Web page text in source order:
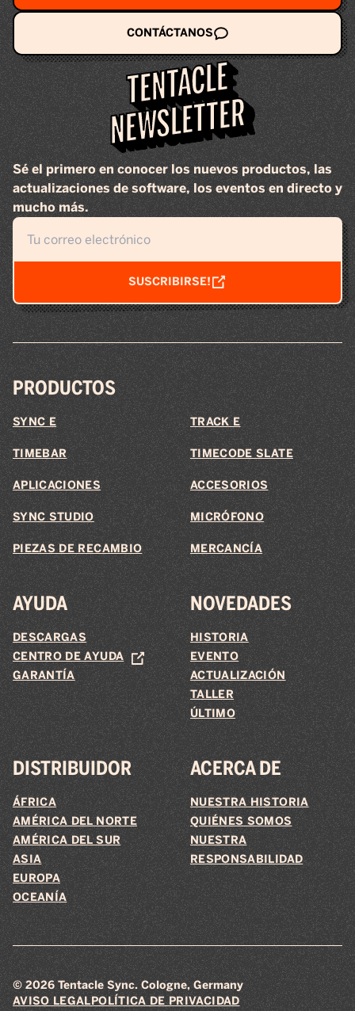
CONTÁCTANOS
TENTACLE
NEWSLETTER
Sé el primero en conocer los nuevos productos, las
actualizaciones de software, los eventos en directo y
mucho más.
SUSCRIBIRSE!
PRODUCTOS
SYNC E TRACK E
TIMEBAR TIMECODE SLATE
APLICACIONES ACCESORIOS
SYNC STUDIO MICRÓFONO
PIEZAS DE RECAMBIO MERCANCÍA
AYUDA
DESCARGAS
CENTRO DE AYUDA
GARANTÍA
NOVEDADES
HISTORIA
EVENTO
ACTUALIZACIÓN
TALLER
ÚLTIMO
DISTRIBUIDOR
ÁFRICA
AMÉRICA DEL NORTE
AMÉRICA DEL SUR
ASIA
EUROPA
OCEANÍA
ACERCA DE
NUESTRA HISTORIA
QUIÉNES SOMOS
NUESTRA
RESPONSABILIDAD
© 2026 Tentacle Sync. Cologne, Germany
AVISO LEGALPOLÍTICA DE PRIVACIDAD